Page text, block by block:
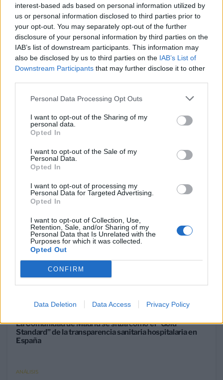
interest-based ads based on personal information utilized by
us or personal information disclosed to third parties prior to
your opt-out. You may separately opt-out of the further
disclosure of your personal information by third parties on the
IAB’s list of downstream participants. This information may
also be disclosed by us to third parties on the IAB’s List of
Downstream Participants that may further disclose it to other
Personal Data Processing Opt Outs
I want to opt-out of the Sharing of my
personal data.
Opted In
I want to opt-out of the Sale of my
Personal Data.
Opted In
I want to opt-out of processing my
Personal Data for Targeted Advertising.
Opted In
I want to opt-out of Collection, Use,
Retention, Sale, and/or Sharing of my
Personal Data that Is Unrelated with the
Purposes for which it was collected.
Opted Out
CONFIRM
Data Deletion Data Access Privacy Policy
El aumento del 52% de plazas MIR no corrige el déficit
el Instituto Coordenadas
ANÁLISIS
La Comunidad de Madrid se sitúa como el “Gold
Standard” de la transparencia sanitaria hospitalaria en
España
ANÁLISIS